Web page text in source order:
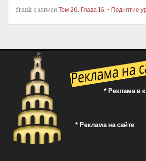
frank к записи Том 20. Глава 15. • Поднятие
* Реклама в
* Реклама на сайте